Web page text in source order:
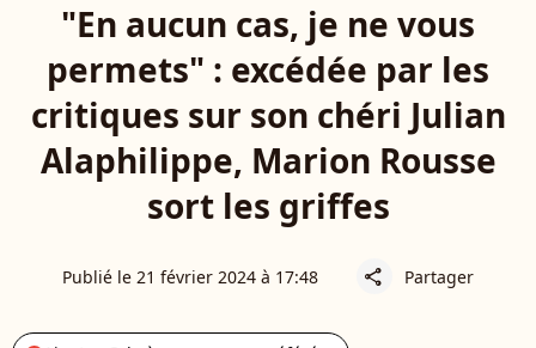
"En aucun cas, je ne vous
permets" : excédée par les
critiques sur son chéri Julian
Alaphilippe, Marion Rousse
sort les griffes
Publié le 21 février 2024 à 17:48 share Partager